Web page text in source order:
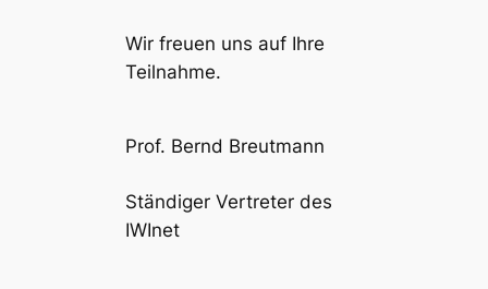
Wir freuen uns auf Ihre
Teilnahme.
Prof. Bernd Breutmann
Ständiger Vertreter des
IWInet